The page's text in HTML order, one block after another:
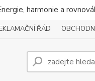
harmonie a
ŘÁD